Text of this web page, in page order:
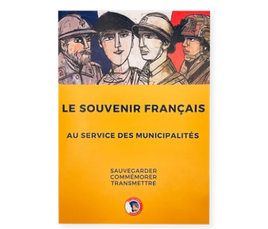
Dépliant “le Souvenir Français au